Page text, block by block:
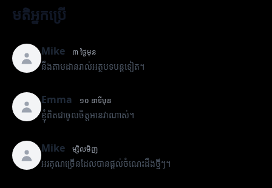
មតិអ្នកប្រើ
Mike ៣ ថ្ងៃមុន
នឹងតាមដានរាល់អត្ថបទបន្តទៀត។
Emma ១០ នាទីមុន
ខ្ញុំពិតជាចូលចិត្តអានវាណាស់។
Mike ម្សិលមិញ
អរគុណច្រើនដែលបានផ្តល់ចំណេះដឹងថ្មីៗ។